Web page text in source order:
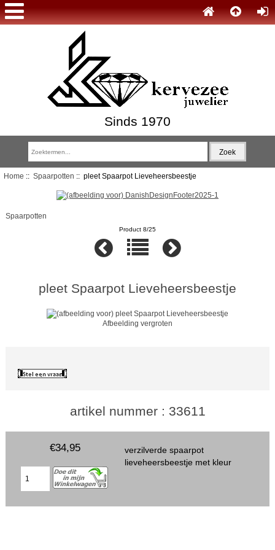
Sinds 1970
Home :: Spaarpotten :: pleet Spaarpot Lieveheersbeestje
Spaarpotten
Product 8/25
pleet Spaarpot Lieveheersbeestje
Afbeelding vergroten
artikel nummer : 33611
verzilverde spaarpot
lieveheersbeestje met kleur
€34,95